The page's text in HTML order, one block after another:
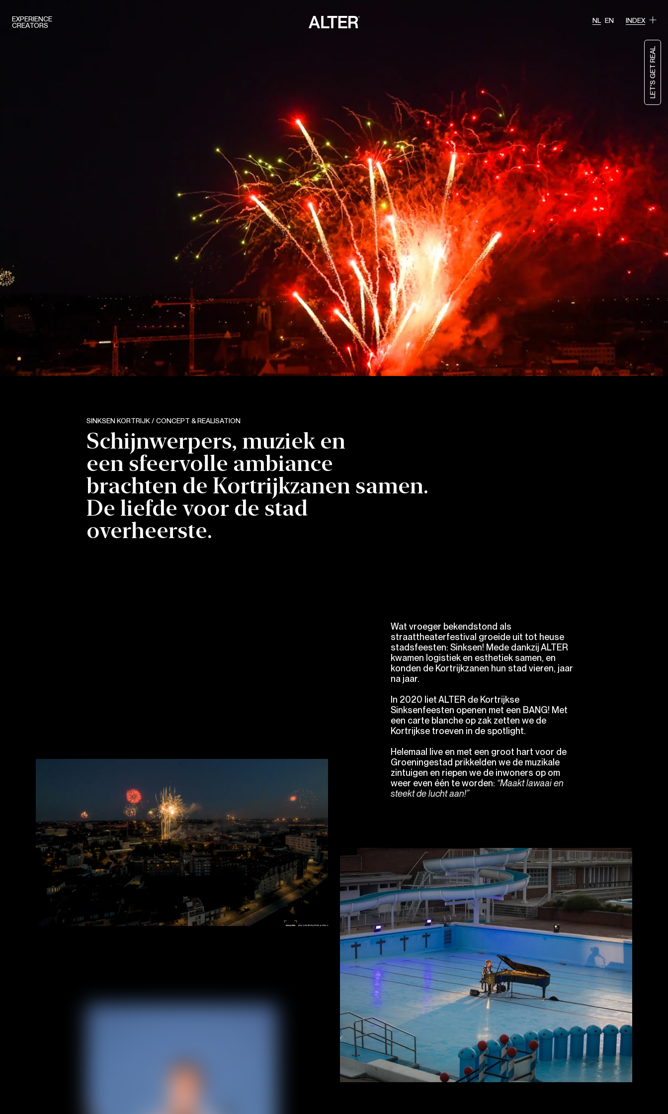
EXPERIENCE
CREATORS
NL EN INDEX
LET'S GET REAL
SINKSEN KORTRIJK / CONCEPT & REALISATION
Schijnwerpers, muziek en
een sfeervolle ambiance
brachten de Kortrijkzanen samen.
De liefde voor de stad
overheerste.
Wat vroeger bekendstond als
straattheaterfestival groeide uit tot heuse
stadsfeesten: Sinksen! Mede dankzij ALTER
kwamen logistiek en esthetiek samen, en
konden de Kortrijkzanen hun stad vieren, jaar
na jaar.
In 2020 liet ALTER de Kortrijkse
Sinksenfeesten openen met een BANG! Met
een carte blanche op zak zetten we de
Kortrijkse troeven in de spotlight.
Helemaal live en met een groot hart voor de
Groeningestad prikkelden we de muzikale
zintuigen en riepen we de inwoners op om
weer even één te worden: “Maakt lawaai en
steekt de lucht aan!”